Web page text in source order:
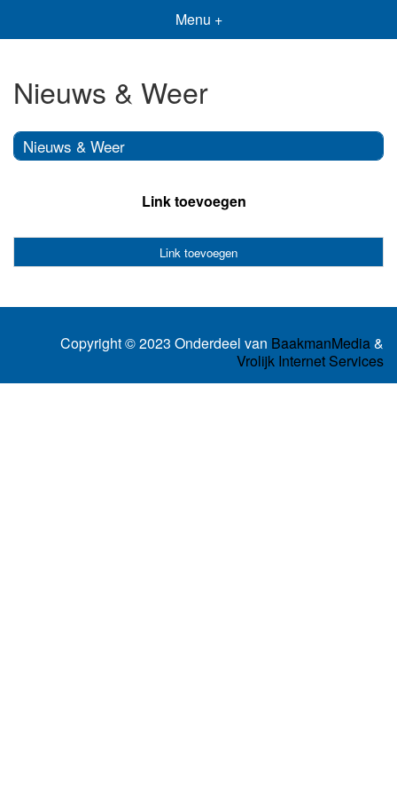
Menu +
Nieuws & Weer
Nieuws & Weer
Link toevoegen
Link toevoegen
Copyright © 2023 Onderdeel van BaakmanMedia&
Vrolijk Internet Services